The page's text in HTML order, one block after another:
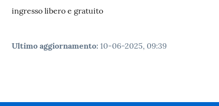
ingresso libero e gratuito
Ultimo aggiornamento: 10-06-2025, 09:39